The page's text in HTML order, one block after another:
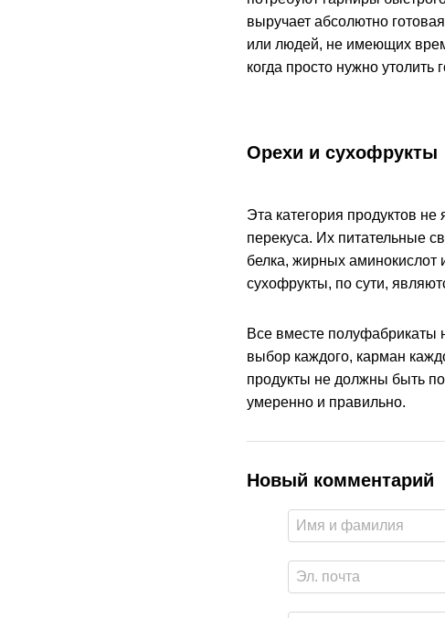
выручает абсолютно
или людей, не имеющих
когда просто нужно утолить
Орехи и сухофрукты
Эта категория продуктов
перекуса. Их питательные
белка, жирных аминокислот
сухофрукты, по сути,
Все вместе полуфабрикаты
выбор каждого, карман
продукты не должны быть
умеренно и правильно.
Новый комментарий